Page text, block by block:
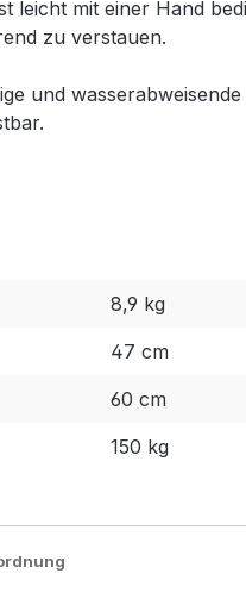
leicht mit einer Hand
zu verstauen.
und
8,9 kg
47 cm
60 cm
150 kg